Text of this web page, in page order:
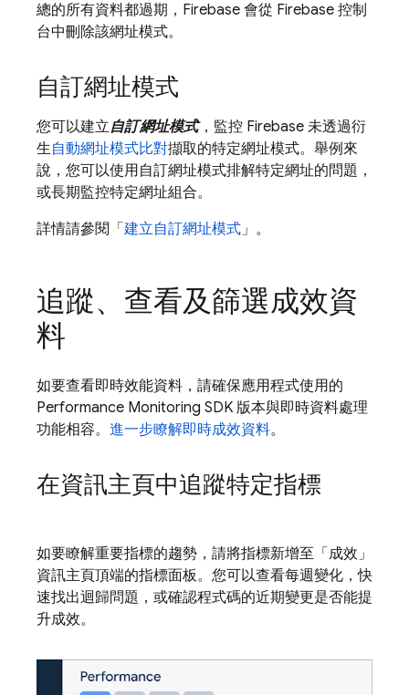
總的所有資料都過期，Firebase 會從 Firebase 控制
台中刪除該網址模式。
自訂網址模式
您可以建立自訂網址模式，監控 Firebase 未透過衍
生自動網址模式比對擷取的特定網址模式。舉例來
說，您可以使用自訂網址模式排解特定網址的問題，
或長期監控特定網址組合。
詳情請參閱「 建立自訂網址模式」。
追蹤、查看及篩選成效資
料
如要查看即時效能資料，請確保應用程式使用的
Performance Monitoring SDK 版本與即時資料處理
功能相容。 進一步瞭解即時成效資料。
在資訊主頁中追蹤特定指標
如要瞭解重要指標的趨勢，請將指標新增至「成效」
資訊主頁頂端的指標面板。您可以查看每週變化，快
速找出迴歸問題，或確認程式碼的近期變更是否能提
升成效。